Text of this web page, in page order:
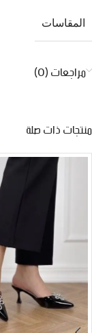
المقاسات
مراجعات (0)
منتجات ذات صلة